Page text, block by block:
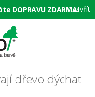
DOPRAVU ZDARMA!
× zavřít
dřevo dýchat